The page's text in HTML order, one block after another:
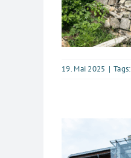
19. Mai 2025 | Tags: